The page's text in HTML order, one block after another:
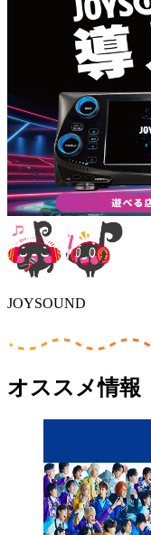
JOYSOUND
オススメ情報